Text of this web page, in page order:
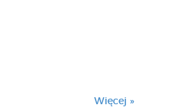
Więcej »